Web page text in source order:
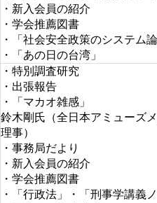
・新入会員の紹介
・学会推薦図書
・「社会安全政策のシステム論
・「あの日の台湾」
・特別調査研究
・出張報告
・「マカオ雑感」
鈴木剛氏（全日本アミューズ
理事）
・事務局だより
・新入会員の紹介
・学会推薦図書
・「行政法」・「刑事学講義ノ